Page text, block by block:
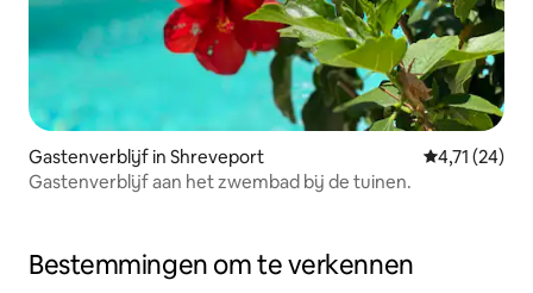
Gastenverblijf in Shreveport Gemiddelde
4,71 (24)
Gastenverblijf aan het zwembad bij de tuinen.
Bestemmingen om te verkennen